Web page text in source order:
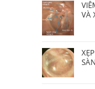
VÀ